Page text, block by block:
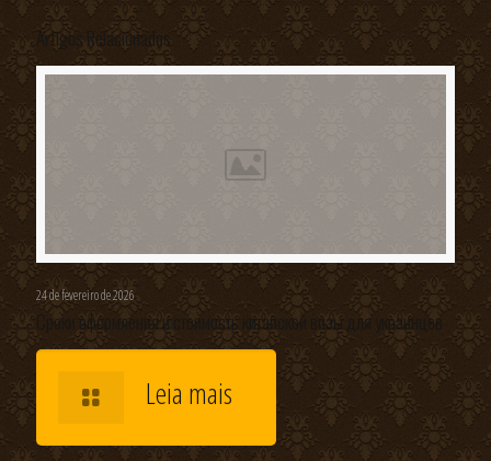
Artigos Relacionados
24 de fevereiro de 2026
Сроки оформления и стоимость китайской визы для украинцев
Leia mais